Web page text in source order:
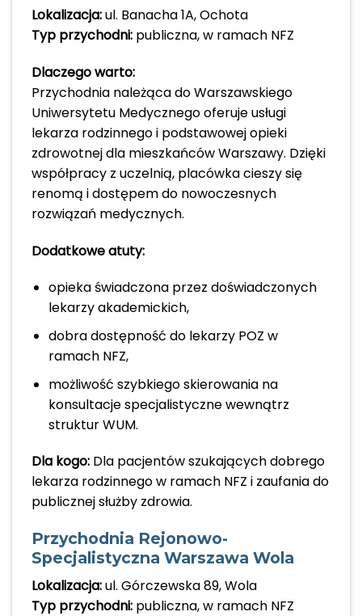
Lokalizacja:ul. Banacha 1A, Ochota
Typ przychodni: publiczna, w ramach NFZ
Dlaczego warto:
Przychodnia należąca do Warszawskiego
Uniwersytetu Medycznego oferuje usługi
lekarza rodzinnego i podstawowej opieki
zdrowotnej dla mieszkańców Warszawy. Dzięki
współpracy z uczelnią, placówka cieszy się
renomą i dostępem do nowoczesnych
rozwiązań medycznych.
Dodatkowe atuty:
opieka świadczona przez doświadczonych
lekarzy akademickich,
dobra dostępność do lekarzy POZ w
ramach NFZ,
możliwość szybkiego skierowania na
konsultacje specjalistyczne wewnątrz
struktur WUM.
Dla kogo: Dla pacjentów szukających dobrego
lekarza rodzinnego w ramach NFZ i zaufania do
publicznej służby zdrowia.
Przychodnia Rejonowo-
Specjalistyczna Warszawa Wola
Lokalizacja:ul. Górczewska 89, Wola
Typ przychodni: publiczna, w ramach NFZ